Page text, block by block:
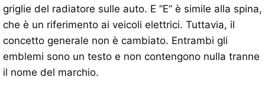
griglie del radiatore sulle auto. E “E” è simile alla spina,
che è un riferimento ai veicoli elettrici. Tuttavia, il
concetto generale non è cambiato. Entrambi gli
emblemi sono un testo e non contengono nulla tranne
il nome del marchio.